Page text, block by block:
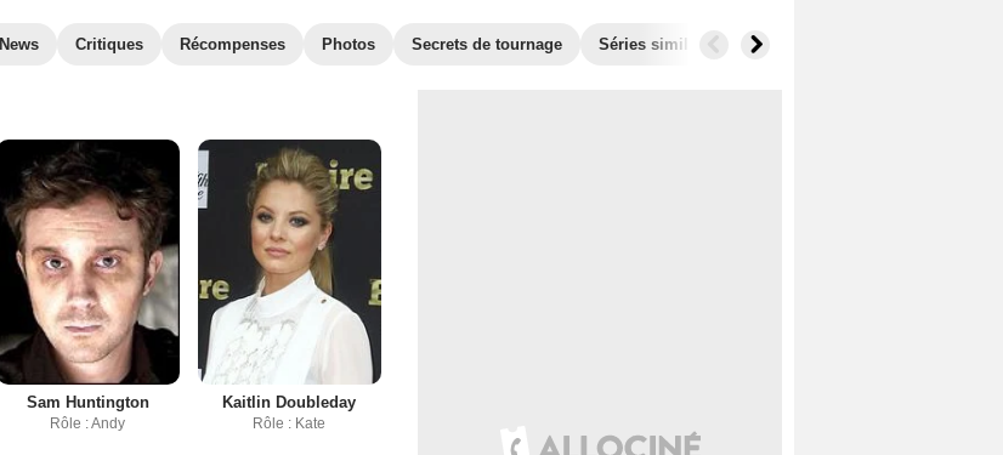
News Critiques Récompenses Photos Secrets de tournage Séries similaires Audiences
Sam Huntington
Rôle : Andy
Kaitlin Doubleday
Rôle : Kate